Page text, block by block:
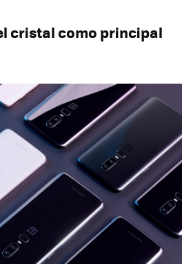
cristal como principal